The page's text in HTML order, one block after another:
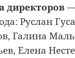
директоров
Руслан
Галина
Елена